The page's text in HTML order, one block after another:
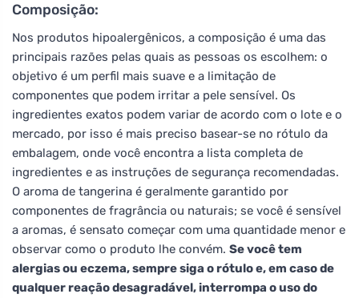
Composição:
Nos produtos hipoalergênicos, a composição é uma das
principais razões pelas quais as pessoas os escolhem: o
objetivo é um perfil mais suave e a limitação de
componentes que podem irritar a pele sensível. Os
ingredientes exatos podem variar de acordo com o lote e o
mercado, por isso é mais preciso basear-se no rótulo da
embalagem, onde você encontra a lista completa de
ingredientes e as instruções de segurança recomendadas.
O aroma de tangerina é geralmente garantido por
componentes de fragrância ou naturais; se você é sensível
a aromas, é sensato começar com uma quantidade menor e
observar como o produto lhe convém. Se você tem
alergias ou eczema, sempre siga o rótulo e, em caso de
qualquer reação desagradável, interrompa o uso do